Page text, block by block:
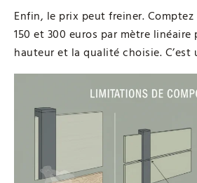
Enfin, le prix peut freiner.
150 et 300 euros par mètre linéaire
hauteur et la qualité choisie. C’est